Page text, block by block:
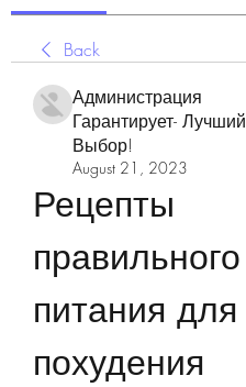
Back
Администрация
Гарантирует- Лучший
Выбор!
August 21, 2023
Рецепты
правильного
питания для
похудения